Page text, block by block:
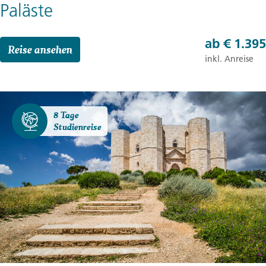
Paläste
Reise ansehen ab € 1.395
inkl. Anreise
8 Tage
Studienreise